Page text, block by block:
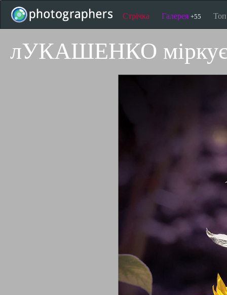
Стрічка Галерея +55
лУКАШЕНКО